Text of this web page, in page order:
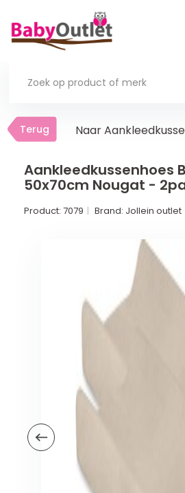
Terug
Thuis
Boxmatrassen en hoeslakens
Veiligheid buiten de deur
Kinderstoelen
Kinderstoelen
Terug Naar
Aankleedkussenhoes
50x70cm Nougat -
Product: 7079 Brand: Jollein outlet